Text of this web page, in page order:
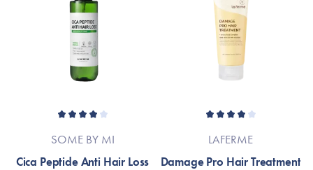
SOME BY MI
Cica Peptide Anti Hair Loss
LAFERME
Damage Pro Hair Treatment